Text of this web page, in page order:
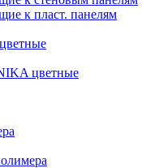
к пласт. панелям
цветные